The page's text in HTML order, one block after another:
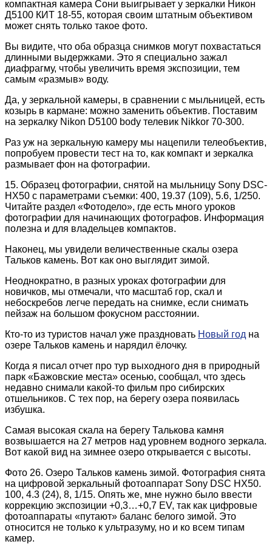
компактная камера Сони выигрывает у зеркалки Никон
Д5100 КИТ 18-55, которая своим штатным объективом
может снять только такое фото.
Вы видите, что оба образца снимков могут похвастаться
длинными выдержками. Это я специально зажал
диафрагму, чтобы увеличить время экспозиции, тем
самым «размыв» воду.
Да, у зеркальной камеры, в сравнении с мыльницей, есть
козырь в кармане: можно заменить объектив. Поставим
на зеркалку Nikon D5100 body телевик Nikkor 70-300.
Раз уж на зеркальную камеру мы нацепили телеобъектив,
попробуем провести тест на то, как компакт и зеркалка
размывает фон на фотографии.
15. Образец фотографии, снятой на мыльницу Sony DSC-
HX50 с параметрами съемки: 400, 19.37 (109), 5.6, 1/250.
Читайте раздел «Фотодело», где есть много уроков
фотографии для начинающих фотографов. Информация
полезна и для владельцев компактов.
Наконец, мы увидели величественные скалы озера
Тальков камень. Вот как оно выглядит зимой.
Неоднократно, в разных уроках фотографии для
новичков, мы отмечали, что масштаб гор, скал и
небоскребов легче передать на снимке, если снимать
пейзаж на большом фокусном расстоянии.
Кто-то из туристов начал уже праздновать Новый год на
озере Тальков камень и нарядил ёлочку.
Когда я писал отчет про тур выходного дня в природный
парк «Бажовские места» осенью, сообщал, что здесь
недавно снимали какой-то фильм про сибирских
отшельников. С тех пор, на берегу озера появилась
избушка.
Самая высокая скала на берегу Талькова камня
возвышается на 27 метров над уровнем водного зеркала.
Вот какой вид на зимнее озеро открывается с высоты.
Фото 26. Озеро Тальков камень зимой. Фотография снята
на цифровой зеркальный фотоаппарат Sony DSC HX50.
100, 4.3 (24), 8, 1/15. Опять же, мне нужно было ввести
коррекцию экспозиции +0,3…+0,7 EV, так как цифровые
фотоаппараты «путают» баланс белого зимой. Это
относится не только к ультразуму, но и ко всем типам
камер.